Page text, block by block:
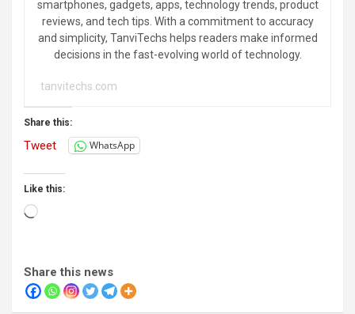
smartphones, gadgets, apps, technology trends, product
reviews, and tech tips. With a commitment to accuracy
and simplicity, TanviTechs helps readers make informed
decisions in the fast-evolving world of technology.
tanvitechs.com
Share this:
Tweet WhatsApp
Like this:
Loading…
Share this news